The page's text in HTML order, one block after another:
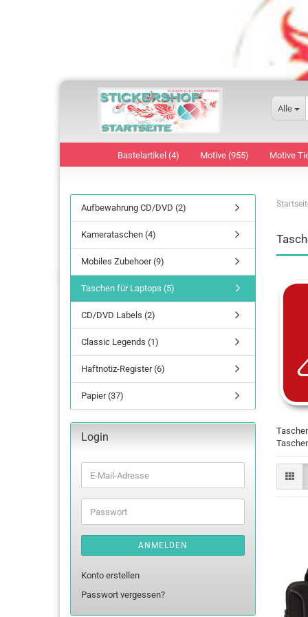
Alle
Bastelartikel (4) Motive (955) Motive
Aufbewahrung CD/DVD (2)
Kamerataschen (4)
Mobiles Zubehoer (9)
Taschen für Laptops (5)
CD/DVD Labels (2)
Classic Legends (1)
Haftnotiz-Register (6)
Papier (37)
Login
E-
Mail-
Adresse
Passwort
ANMELDEN
Konto erstellen
Passwort vergessen?